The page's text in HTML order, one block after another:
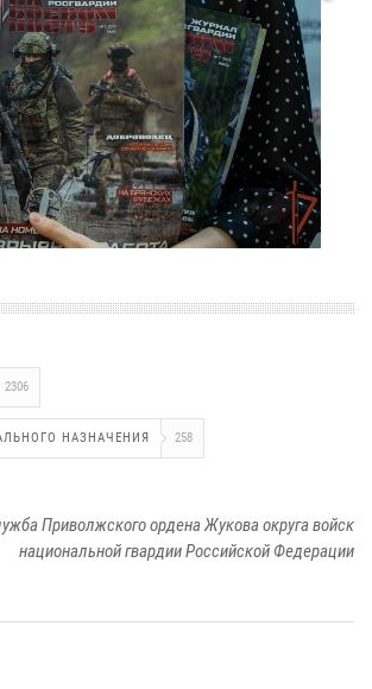
2306
НАЗНАЧЕНИЯ 258
Приволжского ордена Жукова округа войск
национальной гвардии Российской Федерации